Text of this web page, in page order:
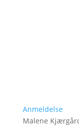
Anmeldelse
Malene